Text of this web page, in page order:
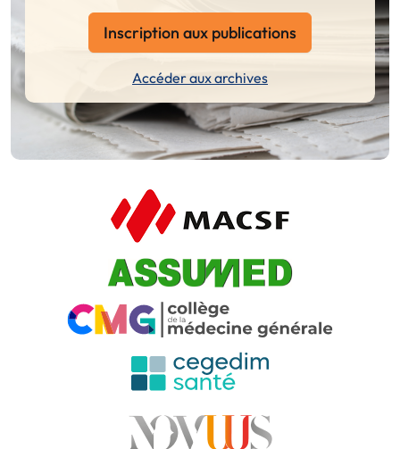
Inscription aux publications
Accéder aux archives